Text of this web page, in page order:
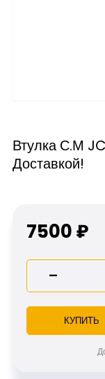
Втулка С.м
Доставкой!
7500 ₽
-
КУПИТЬ